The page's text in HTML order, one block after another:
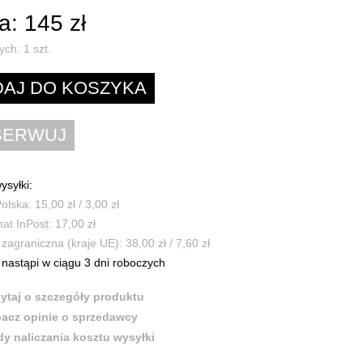
145 zł
1 szt.
15,00 zł / 3,00 zł
InPost: 17,00 zł
zagraniczna (kraje UE): 38,00 zł / 7,60 zł
nastąpi w ciągu 3 dni roboczych
o szczegóły produktu
opinie o sprzedawcy
naliczania kosztu wysyłki